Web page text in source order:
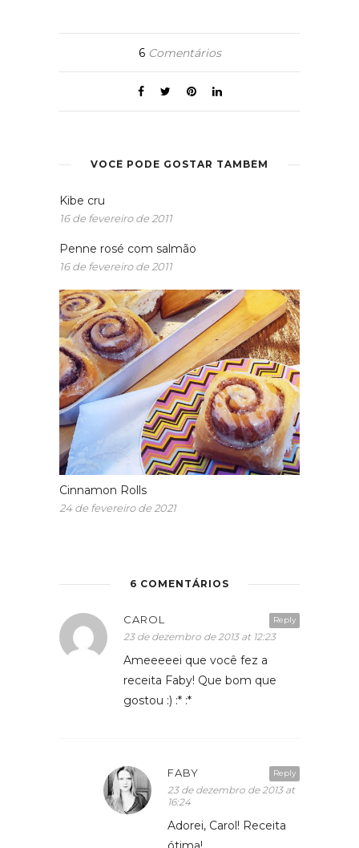
6Comentários
VOCÊ PODE GOSTAR TAMBÉM
Kibe cru
16 de fevereiro de 2011
Penne rosé com salmão
16 de fevereiro de 2011
Cinnamon Rolls
24 de fevereiro de 2021
6 COMENTÁRIOS
Reply
CAROL
23 de dezembro de 2013 at 12:23
Ameeeeei que você fez a
receita Faby! Que bom que
gostou :) :* :*
Reply
FABY
23 de dezembro de 2013 at
16:24
Adorei, Carol! Receita